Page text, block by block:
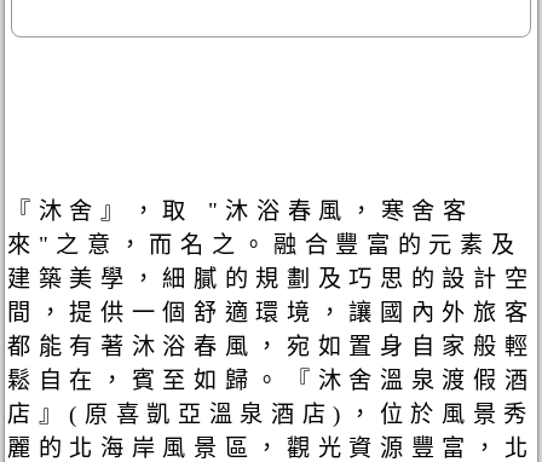
『沐舍』，取 "沐浴春風，寒舍客
來"之意，而名之。融合豐富的元素及
建築美學，細膩的規劃及巧思的設計空
間，提供一個舒適環境，讓國內外旅客
都能有著沐浴春風，宛如置身自家般輕
鬆自在，賓至如歸。『沐舍溫泉渡假酒
店』(原喜凱亞溫泉酒店)，位於風景秀
麗的北海岸風景區，觀光資源豐富，北